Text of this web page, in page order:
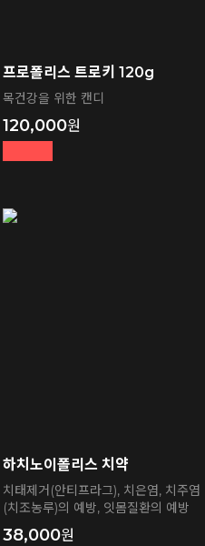
프로폴리스 트로키 120g
목건강을 위한 캔디
120,000
하치노이폴리스 치약
치태제거(안티프라그), 치은염, 치주염
(치조농루)의 예방, 잇몸질환의 예방
38,000